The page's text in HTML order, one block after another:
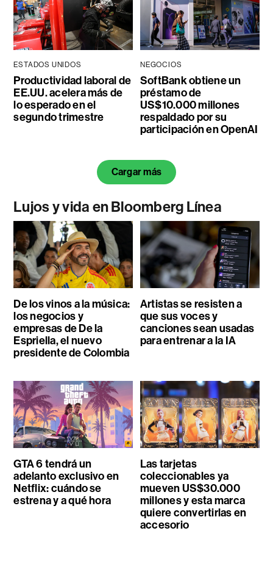
ESTADOS UNIDOS
Productividad laboral de
EE.UU. acelera más de
lo esperado en el
segundo trimestre
NEGOCIOS
SoftBank obtiene un
préstamo de
US$10.000 millones
respaldado por su
participación en OpenAI
Cargar más
Lujos y vida en Bloomberg Línea
De los vinos a la música:
los negocios y
empresas de De la
Espriella, el nuevo
presidente de Colombia
Artistas se resisten a
que sus voces y
canciones sean usadas
para entrenar a la IA
GTA 6 tendrá un
adelanto exclusivo en
Netflix: cuándo se
estrena y a qué hora
Las tarjetas
coleccionables ya
mueven US$30.000
millones y esta marca
quiere convertirlas en
accesorio